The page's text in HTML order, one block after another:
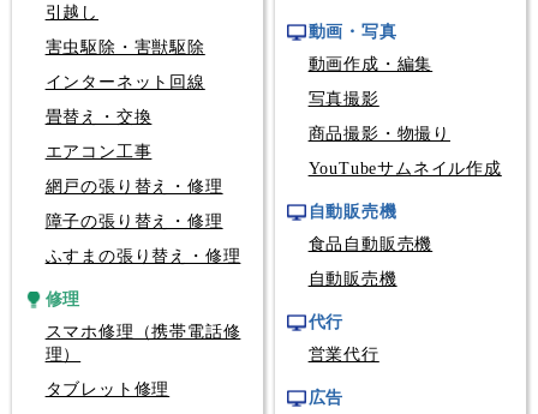
引越し
害虫駆除・害獣駆除
インターネット回線
畳替え・交換
エアコン工事
網戸の張り替え・修理
障子の張り替え・修理
ふすまの張り替え・修理
修理
スマホ修理（携帯電話修
理）
タブレット修理
動画・写真
動画作成・編集
写真撮影
商品撮影・物撮り
YouTubeサムネイル作成
自動販売機
食品自動販売機
自動販売機
代行
営業代行
広告